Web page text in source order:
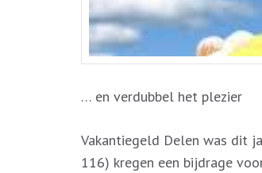
… en verdubbel het plezier
Vakantiegeld Delen was dit
116) kregen een bijdrage